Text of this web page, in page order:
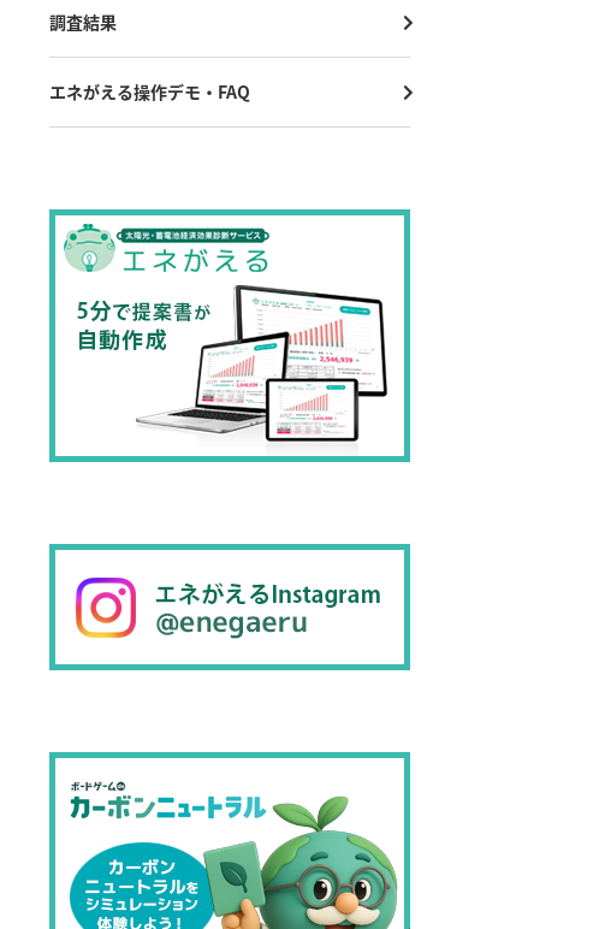
調査結果
エネがえる操作デモ・FAQ